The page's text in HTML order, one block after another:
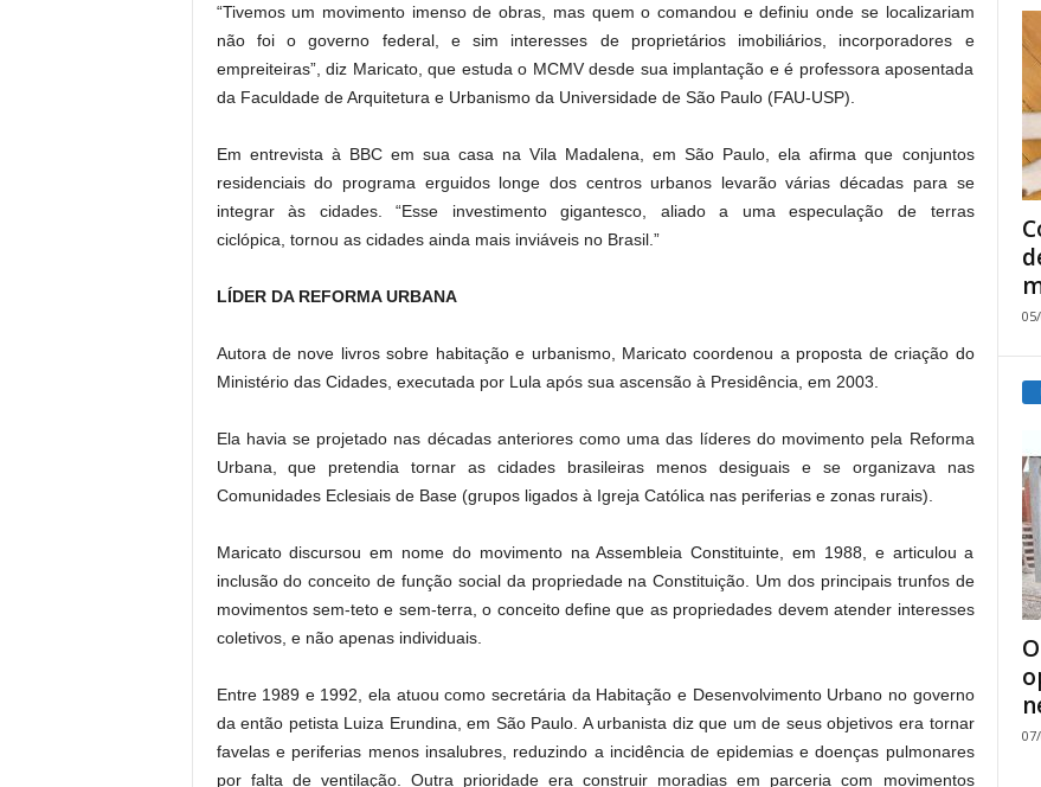
“Tivemos um movimento imenso de obras, mas quem o comandou e definiu onde se localizariam
não foi o governo federal, e sim interesses de proprietários imobiliários, incorporadores e
empreiteiras”, diz Maricato, que estuda o MCMV desde sua implantação e é professora aposentada
da Faculdade de Arquitetura e Urbanismo da Universidade de São Paulo (FAU-USP).
Em entrevista à BBC em sua casa na Vila Madalena, em São Paulo, ela afirma que conjuntos
residenciais do programa erguidos longe dos centros urbanos levarão várias décadas para se
integrar às cidades. “Esse investimento gigantesco, aliado a uma especulação de terras
ciclópica, tornou as cidades ainda mais inviáveis no Brasil.”
LÍDER DA REFORMA URBANA
Autora de nove livros sobre habitação e urbanismo, Maricato coordenou a proposta de criação do
Ministério das Cidades, executada por Lula após sua ascensão à Presidência, em 2003.
Ela havia se projetado nas décadas anteriores como uma das líderes do movimento pela Reforma
Urbana, que pretendia tornar as cidades brasileiras menos desiguais e se organizava nas
Comunidades Eclesiais de Base (grupos ligados à Igreja Católica nas periferias e zonas rurais).
Maricato discursou em nome do movimento na Assembleia Constituinte, em 1988, e articulou a
inclusão do conceito de função social da propriedade na Constituição. Um dos principais trunfos de
movimentos sem-teto e sem-terra, o conceito define que as propriedades devem atender interesses
coletivos, e não apenas individuais.
Entre 1989 e 1992, ela atuou como secretária da Habitação e Desenvolvimento Urbano no governo
da então petista Luiza Erundina, em São Paulo. A urbanista diz que um de seus objetivos era tornar
favelas e periferias menos insalubres, reduzindo a incidência de epidemias e doenças pulmonares
por falta de ventilação. Outra prioridade era construir moradias em parceria com movimentos